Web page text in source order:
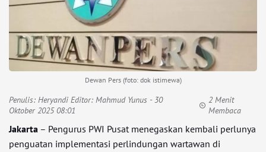
Dewan Pers (foto: dok istimewa)
Penulis: Heryandi Editor: Mahmud Yunus - 30
Oktober 2025 08:01
2 Menit
Membaca
Jakarta – Pengurus PWI Pusat menegaskan kembali perlunya
penguatan implementasi perlindungan wartawan di